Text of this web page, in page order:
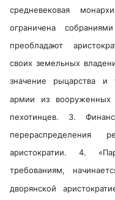
средневековая
ограничена
преобладают
своих земельных
значение рыцарства и
армии из
пехотинцев. 3.
перераспределения
аристократии. 4.
требованиям,
дворянской